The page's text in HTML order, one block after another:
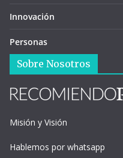
Innovación
Personas
Sobre Nosotros
Misión y Visión
Hablemos por whatsapp